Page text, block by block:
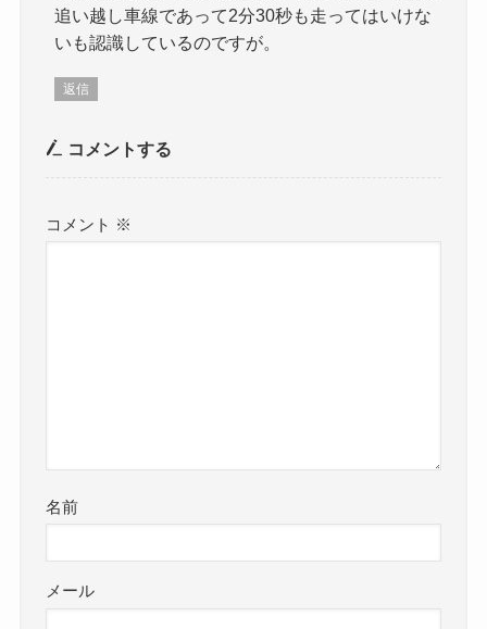
追い越し車線であって2分30秒も走ってはいけな
いも認識しているのですが。
返信
コメントする
コメント ※
名前
メール